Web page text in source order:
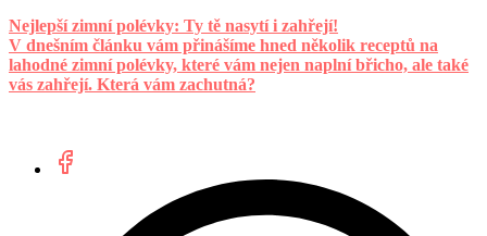
Nejlepší zimní polévky: Ty tě nasytí i zahřejí!
V dnešním článku vám přinášíme hned několik receptů na
lahodné zimní polévky, které vám nejen naplní břicho, ale také
vás zahřejí. Která vám zachutná?